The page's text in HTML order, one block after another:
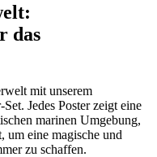
das
mit unserem
Jedes Poster zeigt eine
marinen Umgebung,
um eine magische und
zu schaffen.